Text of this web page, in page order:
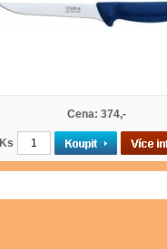
Cena: 374,-
Ks